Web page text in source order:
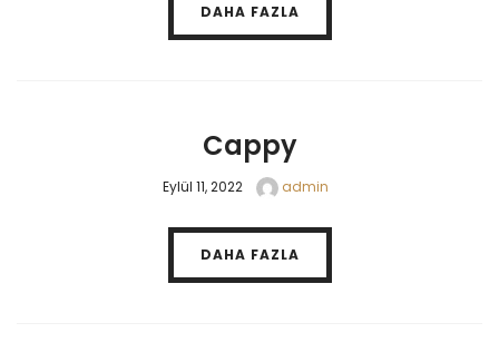
DAHA FAZLA
Cappy
Eylül 11, 2022 admin
DAHA FAZLA